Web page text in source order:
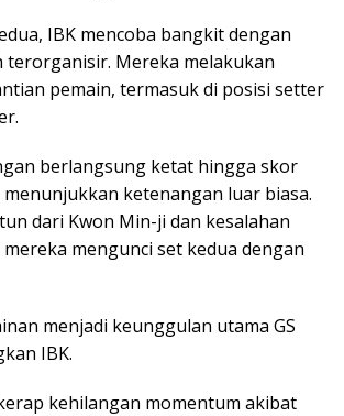
IBK mencoba bangkit dengan
terorganisir. Mereka melakukan
pemain, termasuk di posisi setter
berlangsung ketat hingga skor
menunjukkan ketenangan luar biasa.
dari Kwon Min-ji dan kesalahan
mengunci set kedua dengan
menjadi keunggulan utama GS
IBK.
kehilangan momentum akibat